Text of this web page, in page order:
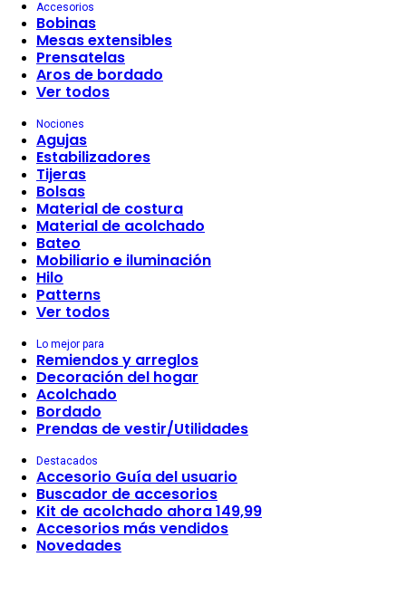
Accesorios
Bobinas
Mesas extensibles
Prensatelas
Aros de bordado
Ver todos
Nociones
Agujas
Estabilizadores
Tijeras
Bolsas
Material de costura
Material de acolchado
Bateo
Mobiliario e iluminación
Hilo
Patterns
Ver todos
Lo mejor para
Remiendos y arreglos
Decoración del hogar
Acolchado
Bordado
Prendas de vestir/Utilidades
Destacados
Accesorio Guía del usuario
Buscador de accesorios
Kit de acolchado ahora 149,99
Accesorios más vendidos
Novedades